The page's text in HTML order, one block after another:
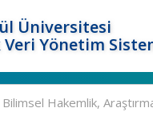
Üniversitesi
Yönetim